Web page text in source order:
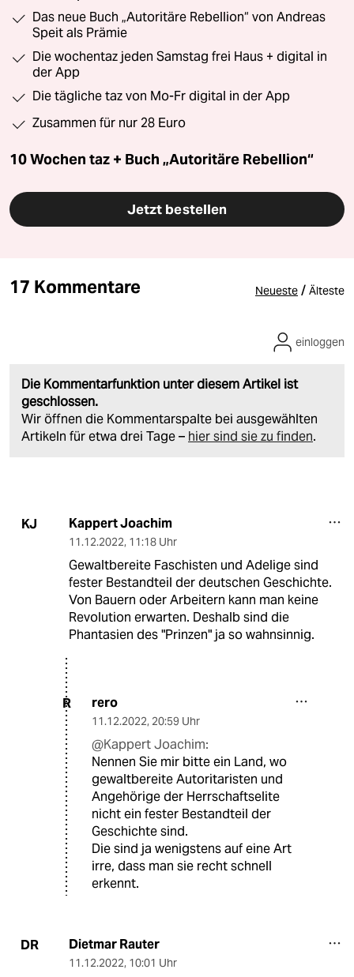
Das neue Buch „Autoritäre Rebellion“ von Andreas
Speit als Prämie
Die wochentaz jeden Samstag frei Haus + digital in
der App
Die tägliche taz von Mo-Fr digital in der App
Zusammen für nur 28 Euro
10 Wochen taz + Buch „Autoritäre Rebellion“
Jetzt bestellen
17 Kommentare Neueste / Älteste
Die Kommentarfunktion unter diesem Artikel ist
geschlossen.
Wir öffnen die Kommentarspalte bei ausgewählten
Artikeln für etwa drei Tage – hier sind sie zu finden.
einloggen
KJ Kappert Joachim
11.12.2022, 11:18 Uhr
Gewaltbereite Faschisten und Adelige sind
fester Bestandteil der deutschen Geschichte.
Von Bauern oder Arbeitern kann man keine
Revolution erwarten. Deshalb sind die
Phantasien des "Prinzen" ja so wahnsinnig.
R rero
11.12.2022, 20:59 Uhr
@Kappert Joachim:
Nennen Sie mir bitte ein Land, wo
gewaltbereite Autoritaristen und
Angehörige der Herrschaftselite
nicht ein fester Bestandteil der
Geschichte sind.
Die sind ja wenigstens auf eine Art
irre, dass man sie recht schnell
erkennt.
DR Dietmar Rauter
11.12.2022, 10:01 Uhr